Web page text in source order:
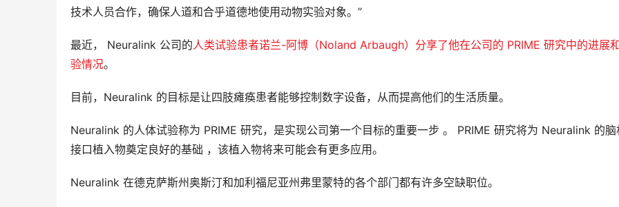
技术人员合作，确保人道和合乎道德地使用动物实验对象。”
最近， Neuralink 公司的人类试验患者诺兰-阿博（Noland Arbaugh）分享了他在公司的 PRIME 研究中的进展
验情况。
目前，Neuralink 的目标是让四肢瘫痪患者能够控制数字设备，从而提高他们的生活质量。
Neuralink 的人体试验称为 PRIME 研究，是实现公司第一个目标的重要一步 。 PRIME 研究将为 Neuralink 的脑
接口植入物奠定良好的基础 ， 该植入物将来可能会有更多应用。
Neuralink 在德克萨斯州奥斯汀和加利福尼亚州弗里蒙特的各个部门都有许多空缺职位。